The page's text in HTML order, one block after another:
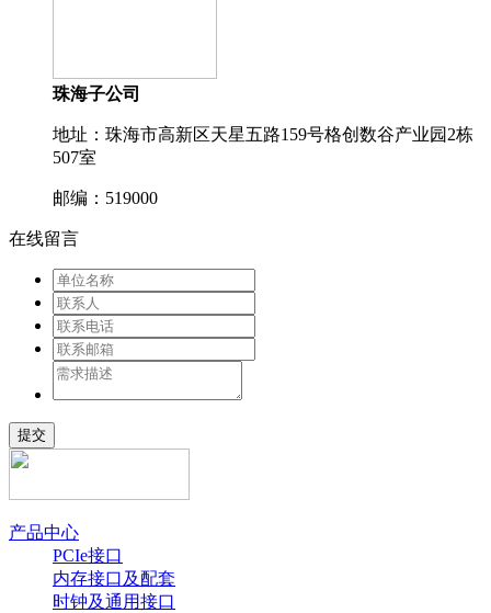
珠海子公司
地址：珠海市高新区天星五路159号格创数谷产业园2栋
507室
邮编：519000
在线留言
提交
产品中心
PCIe接口
内存接口及配套
时钟及通用接口